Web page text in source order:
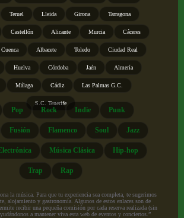
Teruel Lleida Girona Tarragona
Castellón Alicante Murcia Cáceres
Cuenca Albacete Toledo Ciudad Real
Huelva Córdoba Jaén Almería
Málaga Cádiz Las Palmas G.C.
S.C. Tenerife
Pop Rock Indie Punk
Fusión Flamenco Soul Jazz
Música Clásica Hip-hop
Trap Rap
la música. Para que tu experiencia sea completa, te sugerimos
alojamiento y gastronomía. Algunos de estos enlaces son de
recibir una pequeña comisión por cada reserva realizada (sin
a mantener viva esta web de eventos y conciertos.”